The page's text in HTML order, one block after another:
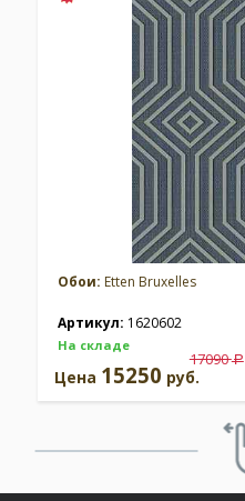
Обои: Etten Bruxelles
Артикул: 1620602
На складе
Цена 15250 руб.
17090a